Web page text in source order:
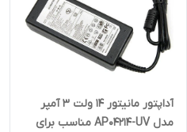
آداپتور مانیتور 14 ولت 3 آمپر
مدل AP04214-UV مناسب برای